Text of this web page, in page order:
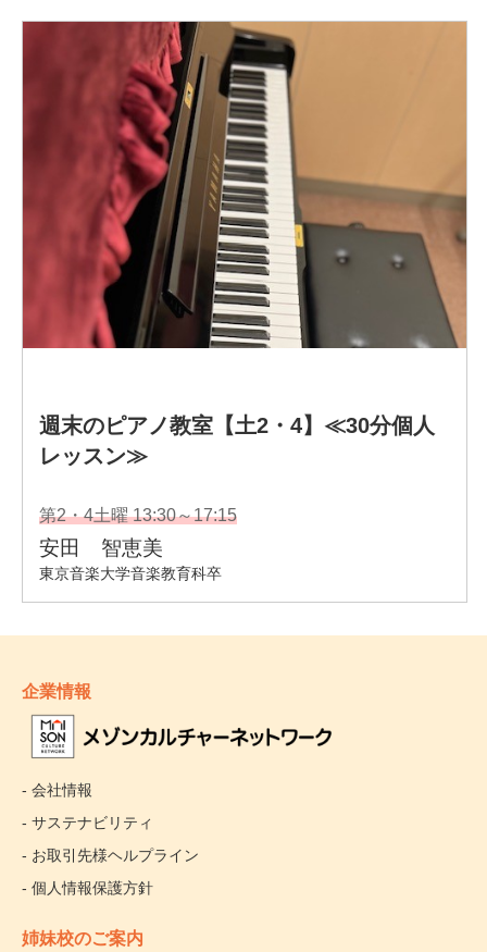
企業情報
- 会社情報
- サステナビリティ
- お取引先様ヘルプライン
- 個人情報保護方針
姉妹校のご案内